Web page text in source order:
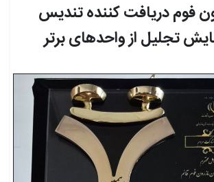
فومدریافت کننده تندیس
تجلیل از واحدهای برتر